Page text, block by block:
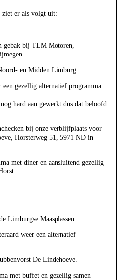
ziet er als volgt uit:
gebak bij TLM Motoren,
en Midden Limburg
gezellig alternatief programma
hard aan gewerkt dus dat beloofd
bij onze verblijfplaats voor
Horsterweg 51, 5971 ND in
met diner en aansluitend gezellig
Limburgse Maasplassen
weer een alternatief
De Lindehoeve.
met buffet en gezellig samen